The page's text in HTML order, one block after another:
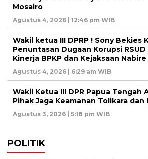
Mosairo
Agustus 4, 2026 | 12:46 pm WIB
Wakil ketua III DPRP ! Sony Bekies
Penuntasan Dugaan Korupsi
Kinerja BPKP dan Kejaksaan Nabire
Agustus 4, 2026 | 6:29 am WIB
Wakil Ketua III DPR Papua Tengah
Pihak Jaga Keamanan Tolikara dan
Agustus 3, 2026 | 5:18 pm WIB
POLITIK